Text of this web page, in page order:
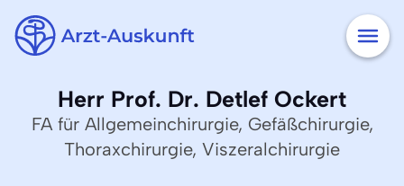
Herr Prof. Dr. Detlef Ockert
FA für Allgemeinchirurgie, Gefäßchirurgie,
Thoraxchirurgie, Viszeralchirurgie